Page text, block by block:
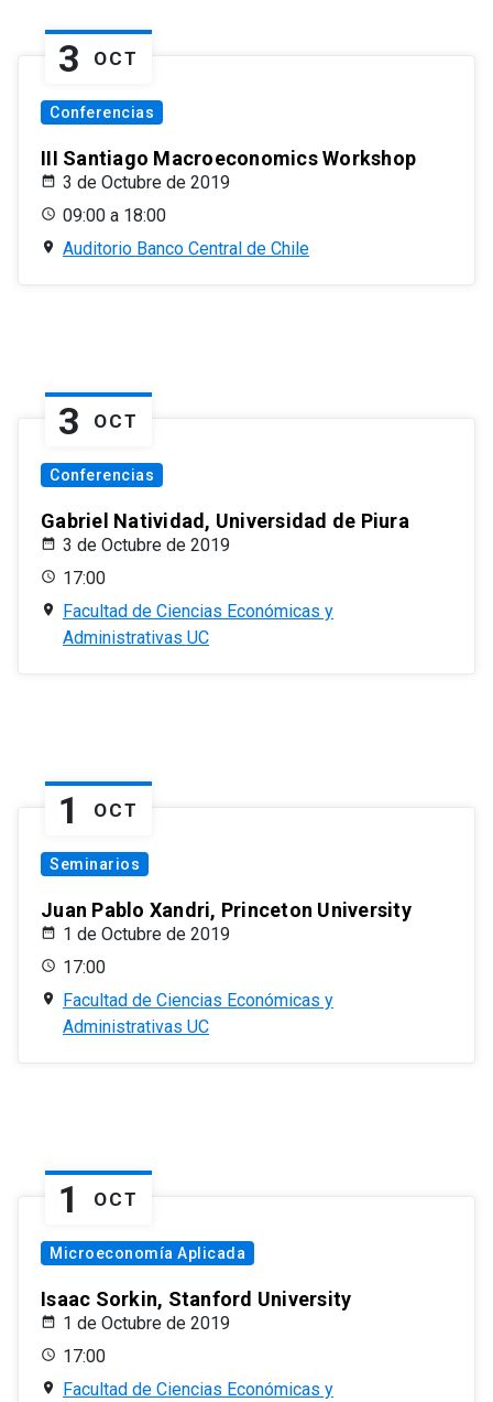
3 OCT
Conferencias
III Santiago Macroeconomics Workshop
3 de Octubre de 2019
09:00 a 18:00
Auditorio Banco Central de Chile
3 OCT
Conferencias
Gabriel Natividad, Universidad de Piura
3 de Octubre de 2019
17:00
Facultad de Ciencias Económicas y
Administrativas UC
1 OCT
Seminarios
Juan Pablo Xandri, Princeton University
1 de Octubre de 2019
17:00
Facultad de Ciencias Económicas y
Administrativas UC
1 OCT
Microeconomía Aplicada
Isaac Sorkin, Stanford University
1 de Octubre de 2019
17:00
Facultad de Ciencias Económicas y